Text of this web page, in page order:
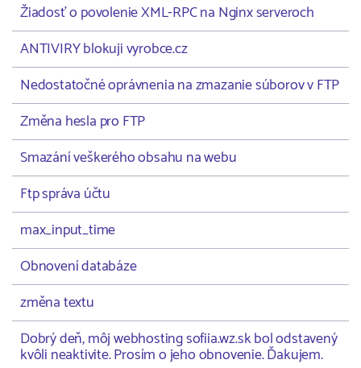
Žiadosť o povolenie XML-RPC na Nginx serveroch
ANTIVIRY blokuji vyrobce.cz
Nedostatočné oprávnenia na zmazanie súborov v FTP
Změna hesla pro FTP
Smazání veškerého obsahu na webu
Ftp správa účtu
max_input_time
Obnovení databáze
změna textu
Dobrý deň, môj webhosting sofiia.wz.sk bol odstavený
kvôli neaktivite. Prosím o jeho obnovenie. Ďakujem.